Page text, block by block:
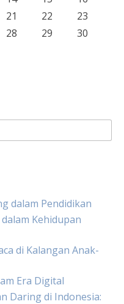
21 22
23
28 29
30
dalam Pendidikan
Kehidupan
di Kalangan Anak-
Era Digital
Daring di Indonesia: